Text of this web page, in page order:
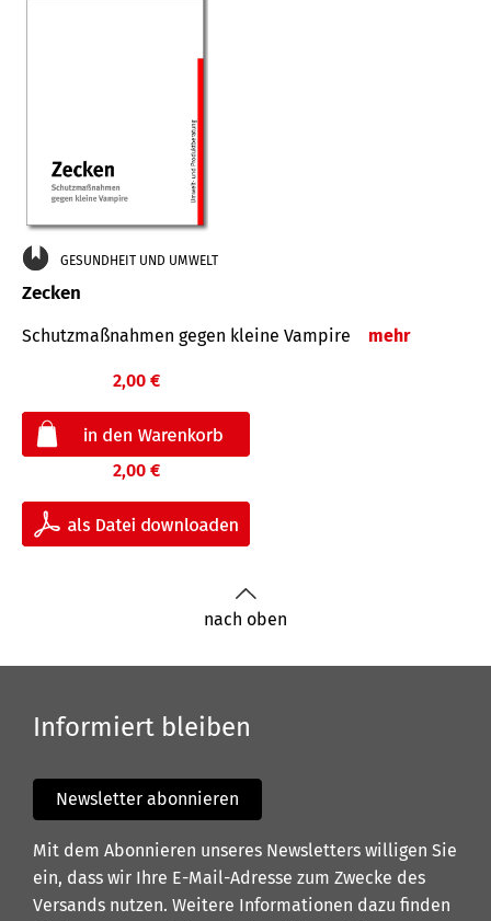
GESUNDHEIT UND UMWELT
Zecken
Schutz­maß­nahmen gegen kleine Vampire mehr
2,00 €
2,00 €
nach oben
Informiert bleiben
Newsletter abonnieren
Mit dem Abonnieren unseres Newsletters willigen Sie
ein, dass wir Ihre E-Mail-Adresse zum Zwecke des
Versands nutzen. Weitere Informationen dazu finden